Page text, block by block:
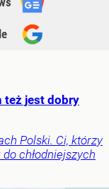
też jest dobry
Polski. Ci, którzy
chłodniejszych